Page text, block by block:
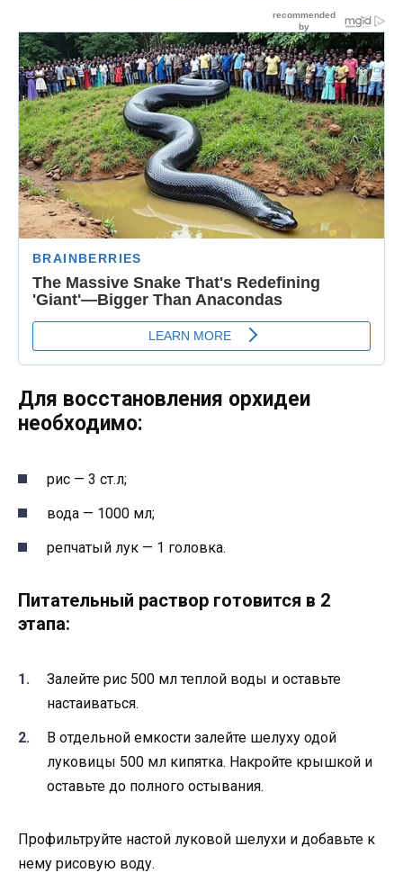
Для восстановления орхидеи
необходимо:
рис — 3 ст.л;
вода — 1000 мл;
репчатый лук — 1 головка.
Питательный раствор готовится в 2
этапа:
Залейте рис 500 мл теплой воды и оставьте
настаиваться.
В отдельной емкости залейте шелуху одой
луковицы 500 мл кипятка. Накройте крышкой и
оставьте до полного остывания.
Профильтруйте настой луковой шелухи и добавьте к
нему рисовую воду.